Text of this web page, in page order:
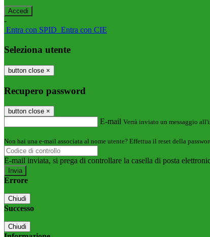
-
Entra con SPID Entra con CIE
Seleziona utente
button close ×
Recupero password
button close ×
E-mail Verrà inviato un messaggio
Non hai una e-mail associata al nome utente? Effettua il reset della
E-mail inviata, si prega di controllare la casella di posta
Errore
Chiudi
Successo
Chiudi